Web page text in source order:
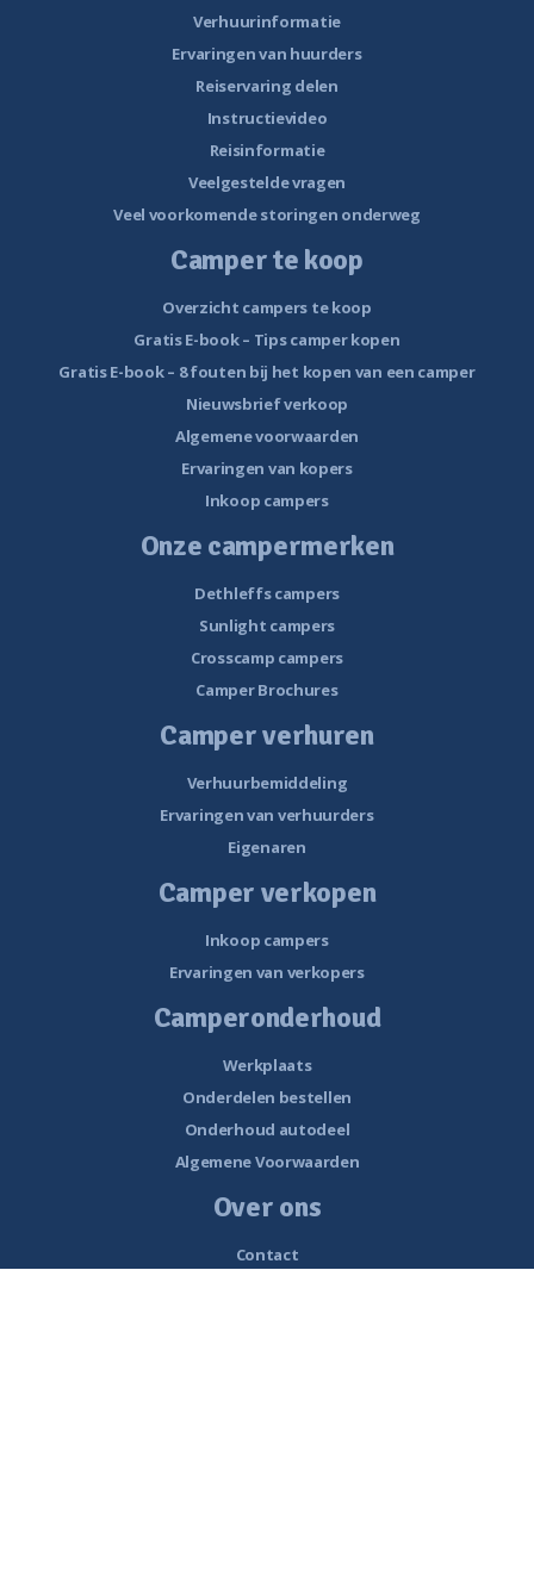
Verhuurinformatie
Ervaringen van huurders
Reiservaring delen
Instructievideo
Reisinformatie
Veelgestelde vragen
Veel voorkomende storingen onderweg
Camper te koop
Overzicht campers te koop
Gratis E-book – Tips camper kopen
Gratis E-book – 8 fouten bij het kopen van een camper
Nieuwsbrief verkoop
Algemene voorwaarden
Ervaringen van kopers
Inkoop campers
Onze campermerken
Dethleffs campers
Sunlight campers
Crosscamp campers
Camper Brochures
Camper verhuren
Verhuurbemiddeling
Ervaringen van verhuurders
Eigenaren
Camper verkopen
Inkoop campers
Ervaringen van verkopers
Camperonderhoud
Werkplaats
Onderdelen bestellen
Onderhoud autodeel
Algemene Voorwaarden
Over ons
Contact